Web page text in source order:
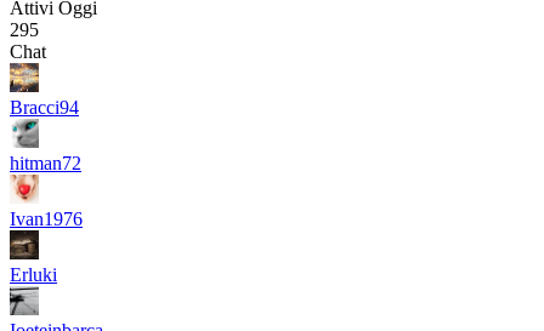
Attivi Oggi
295
Chat
Bracci94
hitman72
Ivan1976
Erluki